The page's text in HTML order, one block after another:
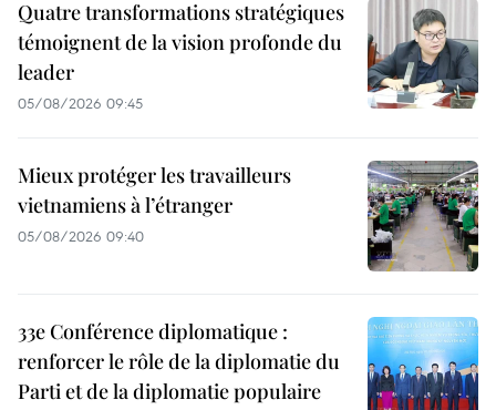
Quatre transformations stratégiques
témoignent de la vision profonde du
leader
05/08/2026 09:45
Mieux protéger les travailleurs
vietnamiens à l’étranger
05/08/2026 09:40
33e Conférence diplomatique :
renforcer le rôle de la diplomatie du
Parti et de la diplomatie populaire